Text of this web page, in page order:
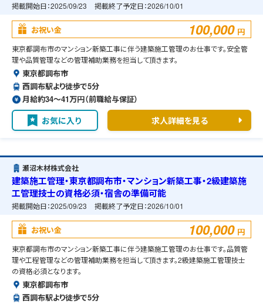
掲載開始日：2025/09/23 掲載終了予定日：2026/10/01
お祝い金 100,000 円
東京都調布市のマンション新築工事に伴う建築施工管理のお仕事です。安全管
理や品質管理などの管理補助業務を担当して頂きます。
東京都調布市
西調布駅より徒歩で5分
月給約34〜41万円（前職給与保証）
お気に入り 求人詳細を見る
瀬沼木材株式会社
建築施工管理・東京都調布市・マンション新築工事・2級建築施
工管理技士の資格必須・宿舎の準備可能
掲載開始日：2025/09/23 掲載終了予定日：2026/10/01
お祝い金 100,000 円
東京都調布市のマンション新築工事に伴う建築施工管理のお仕事です。品質管
理や工程管理などの管理補助業務を担当して頂きます。2級建築施工管理技士
の資格必須となります。
東京都調布市
西調布駅より徒歩で5分